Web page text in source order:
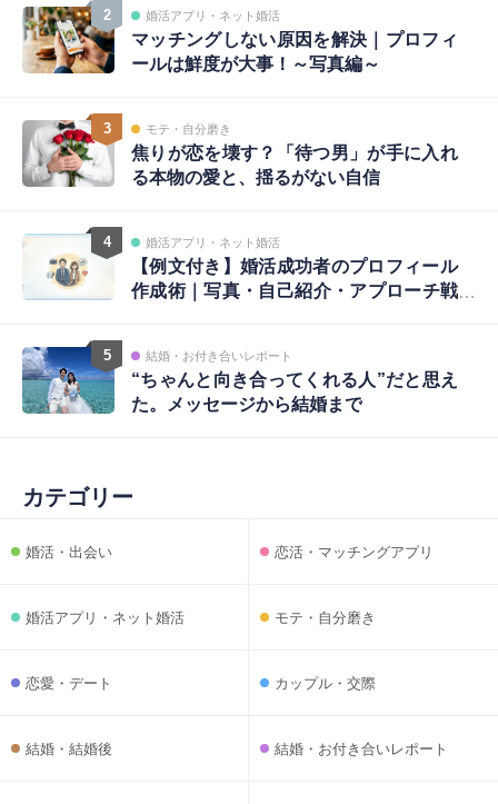
2 婚活アプリ・ネット婚活
マッチングしない原因を解決｜プロフィ
ールは鮮度が大事！～写真編～
3 モテ・自分磨き
焦りが恋を壊す？「待つ男」が手に入れ
る本物の愛と、揺るがない自信
4 婚活アプリ・ネット婚活
【例文付き】婚活成功者のプロフィール
作成術｜写真・自己紹介・アプローチ戦
5 結婚・お付き合いレポート
“ちゃんと向き合ってくれる人”だと思え
た。メッセージから結婚まで
カテゴリー
婚活・出会い 恋活・マッチングアプリ
婚活アプリ・ネット婚活 モテ・自分磨き
恋愛・デート カップル・交際
結婚・結婚後 結婚・お付き合いレポート